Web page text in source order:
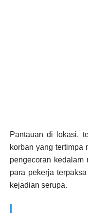
Pantauan di lokasi,
korban yang tertimpa
pengecoran kedalam
para pekerja
kejadian serupa.